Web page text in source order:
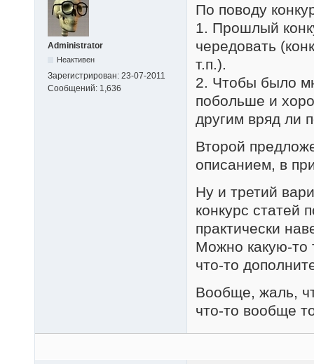
Administrator
Неактивен
Зарегистрирован: 23-07-2011
Сообщений: 1,636
По поводу
1. Прошлый
чередовать
т.п.).
2. Чтобы было
побольше и
другим вряд ли
Второй
описанием, в
Ну и третий
конкурс статей
практически
Можно какую-то
что-то
Вообще, жаль,
что-то вообще